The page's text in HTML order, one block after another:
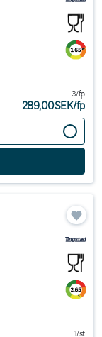
3/fp
289,00SEK/fp
1/st